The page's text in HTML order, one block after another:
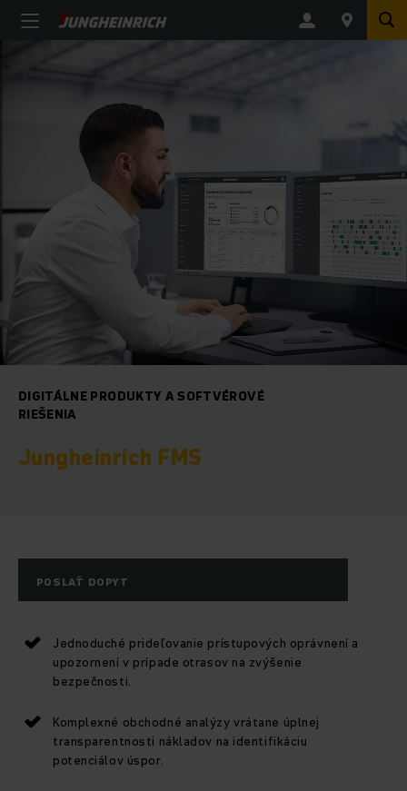
DIGITÁLNE PRODUKTY A SOFTVÉROVÉ
RIEŠENIA
Jungheinrich FMS
POSLAŤ DOPYT
Jednoduché prideľovanie prístupových oprávnení a
upozornení v prípade otrasov na zvýšenie
bezpečnosti.
Komplexné obchodné analýzy vrátane úplnej
transparentnosti nákladov na identifikáciu
potenciálov úspor.